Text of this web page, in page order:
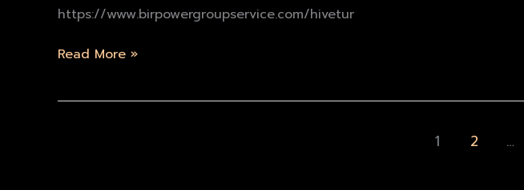
https://www.birpowergroupservice.com/hivetur
Read More »
1 2 …